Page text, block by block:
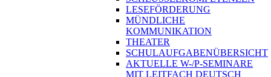
LESEFÖRDERUNG
MÜNDLICHE
KOMMUNIKATION
THEATER
SCHULAUFGABENÜBERSICHT
AKTUELLE W-/P-SEMINARE
MIT LEITFACH DEUTSCH